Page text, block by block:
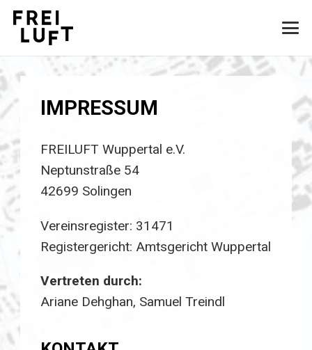
IMPRESSUM
FREILUFT Wuppertal e.V.
Neptunstraße 54
42699 Solingen
Vereinsregister: 31471
Registergericht: Amtsgericht Wuppertal
Vertreten durch:
Ariane Dehghan, Samuel Treindl